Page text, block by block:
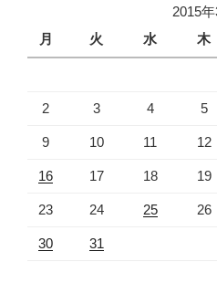
2015年
月
火 水 木
2 3 4 5
9 10 11 12
16 17 18 19
23 24 25 26
30 31